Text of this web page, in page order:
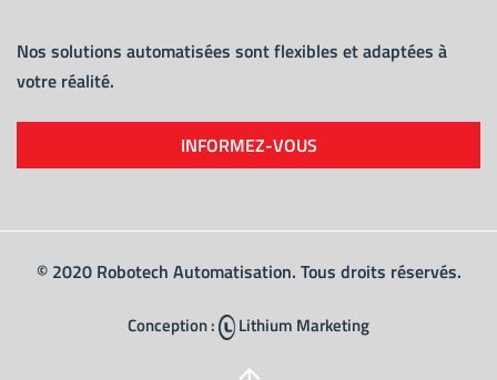
Nos solutions automatisées sont flexibles et adaptées à
votre réalité.
INFORMEZ-VOUS
© 2020 Robotech Automatisation. Tous droits réservés.
Conception : Lithium Marketing